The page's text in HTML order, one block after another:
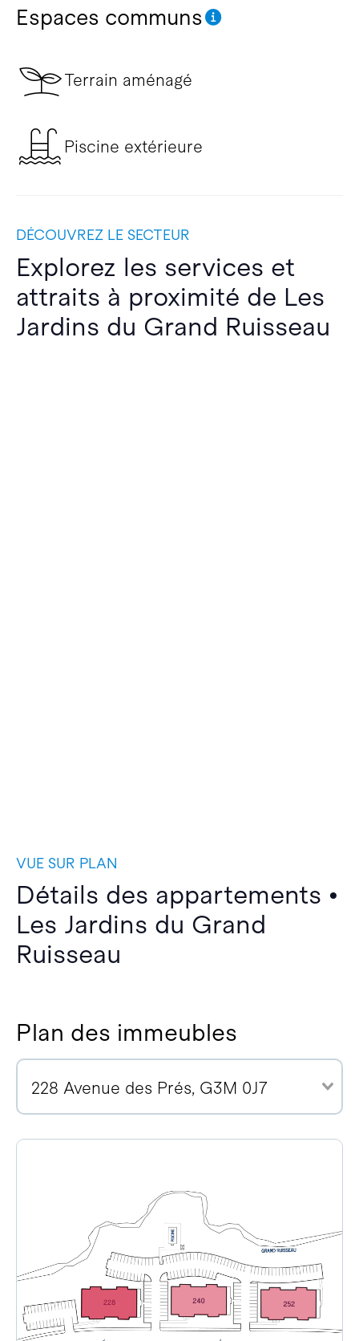
Espaces communs
Terrain aménagé
Piscine extérieure
DÉCOUVREZ LE SECTEUR
Explorez les services et
attraits à proximité de Les
Jardins du Grand Ruisseau
VUE SUR PLAN
Détails des appartements •
Les Jardins du Grand
Ruisseau
Plan des immeubles
228 Avenue des Prés, G3M 0J7